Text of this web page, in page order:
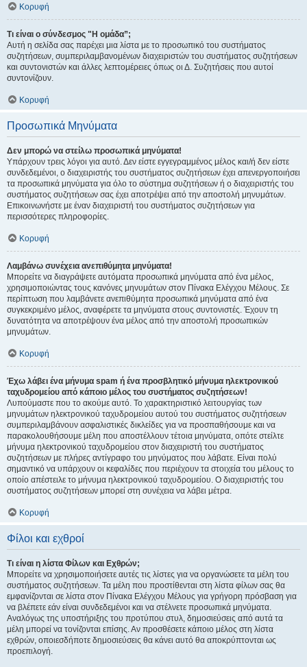
Κορυφή
Τι είναι ο σύνδεσμος "Η ομάδα”;
Αυτή η σελίδα σας παρέχει μια λίστα με το προσωπικό του συστήματος
συζητήσεων, συμπεριλαμβανομένων διαχειριστών του συστήματος συζητήσεων
και συντονιστών και άλλες λεπτομέρειες όπως οι Δ. Συζητήσεις που αυτοί
συντονίζουν.
Κορυφή
Προσωπικά Μηνύματα
Δεν μπορώ να στείλω προσωπικά μηνύματα!
Υπάρχουν τρεις λόγοι για αυτό. Δεν είστε εγγεγραμμένος μέλος και/ή δεν είστε
συνδεδεμένοι, ο διαχειριστής του συστήματος συζητήσεων έχει απενεργοποιήσει
τα προσωπικά μηνύματα για όλο το σύστημα συζητήσεων ή ο διαχειριστής του
συστήματος συζητήσεων σας έχει αποτρέψει από την αποστολή μηνυμάτων.
Επικοινωνήστε με έναν διαχειριστή του συστήματος συζητήσεων για
περισσότερες πληροφορίες.
Κορυφή
Λαμβάνω συνέχεια ανεπιθύμητα μηνύματα!
Μπορείτε να διαγράψετε αυτόματα προσωπικά μηνύματα από ένα μέλος,
χρησιμοποιώντας τους κανόνες μηνυμάτων στον Πίνακα Ελέγχου Μέλους. Σε
περίπτωση που λαμβάνετε ανεπιθύμητα προσωπικά μηνύματα από ένα
συγκεκριμένο μέλος, αναφέρετε τα μηνύματα στους συντονιστές. Έχουν τη
δυνατότητα να αποτρέψουν ένα μέλος από την αποστολή προσωπικών
μηνυμάτων.
Κορυφή
Έχω λάβει ένα μήνυμα spam ή ένα προσβλητικό μήνυμα ηλεκτρονικού
ταχυδρομείου από κάποιο μέλος του συστήματος συζητήσεων!
Λυπούμαστε που το ακούμε αυτό. Το χαρακτηριστικό λειτουργίας των
μηνυμάτων ηλεκτρονικού ταχυδρομείου αυτού του συστήματος συζητήσεων
συμπεριλαμβάνουν ασφαλιστικές δικλείδες για να προσπαθήσουμε και να
παρακολουθήσουμε μέλη που αποστέλλουν τέτοια μηνύματα, οπότε στείλτε
μήνυμα ηλεκτρονικού ταχυδρομείου στον διαχειριστή του συστήματος
συζητήσεων με πλήρες αντίγραφο του μηνύματος που λάβατε. Είναι πολύ
σημαντικό να υπάρχουν οι κεφαλίδες που περιέχουν τα στοιχεία του μέλους το
οποίο απέστειλε το μήνυμα ηλεκτρονικού ταχυδρομείου. Ο διαχειριστής του
συστήματος συζητήσεων μπορεί στη συνέχεια να λάβει μέτρα.
Κορυφή
Φίλοι και εχθροί
Τι είναι η λίστα Φίλων και Εχθρών;
Μπορείτε να χρησιμοποιήσετε αυτές τις λίστες για να οργανώσετε τα μέλη του
συστήματος συζητήσεων. Τα μέλη που προστίθενται στη λίστα φίλων σας θα
εμφανίζονται σε λίστα στον Πίνακα Ελέγχου Μέλους για γρήγορη πρόσβαση για
να βλέπετε εάν είναι συνδεδεμένοι και να στέλνετε προσωπικά μηνύματα.
Αναλόγως της υποστήριξης του προτύπου στυλ, δημοσιεύσεις από αυτά τα
μέλη μπορεί να τονίζονται επίσης. Αν προσθέσετε κάποιο μέλος στη λίστα
εχθρών, οποιεσδήποτε δημοσιεύσεις θα κάνει αυτό θα αποκρύπτονται ως
προεπιλογή.